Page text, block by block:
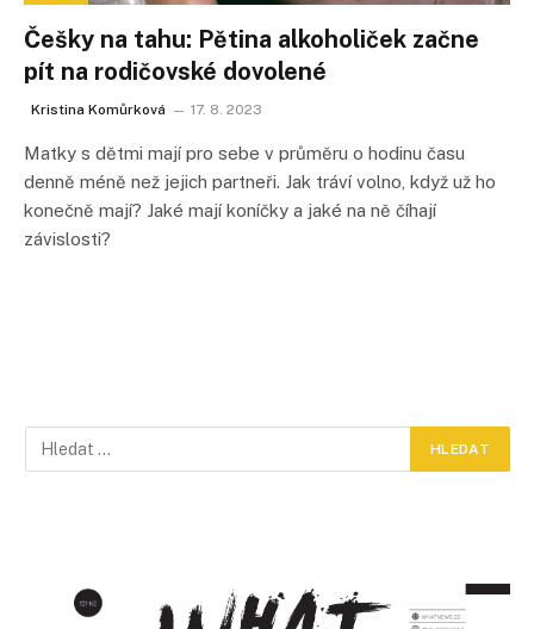
Češky na tahu: Pětina alkoholiček začne
pít na rodičovské dovolené
Kristina Komůrková 17. 8. 2023
Matky s dětmi mají pro sebe v průměru o hodinu času
denně méně než jejich partneři. Jak tráví volno, když už ho
konečně mají? Jaké mají koníčky a jaké na ně číhají
závislosti?